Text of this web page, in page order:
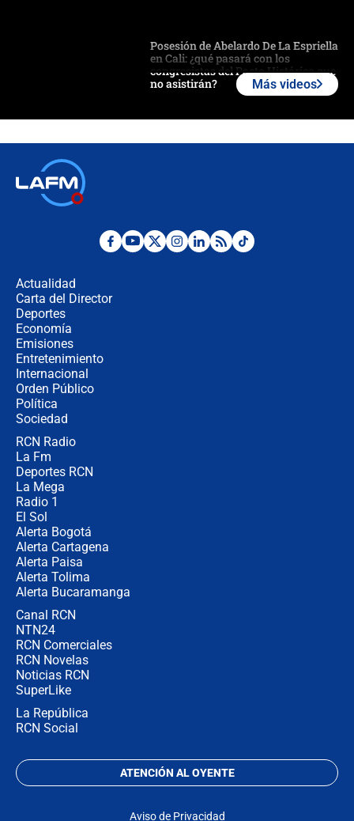
Posesión de Abelardo De La Espriella
en Cali: ¿qué pasará con los
congresistas del Pacto Histórico que
no asistirán?
¿Por qué De la Espriella gobernará
Más videos
Actualidad
Carta del Director
Deportes
Economía
Emisiones
Entretenimiento
Internacional
Orden Público
Política
Sociedad
RCN Radio
La Fm
Deportes RCN
La Mega
Radio 1
El Sol
Alerta Bogotá
Alerta Cartagena
Alerta Paisa
Alerta Tolima
Alerta Bucaramanga
Canal RCN
NTN24
RCN Comerciales
RCN Novelas
Noticias RCN
SuperLike
La República
RCN Social
ATENCIÓN AL OYENTE
Aviso de Privacidad